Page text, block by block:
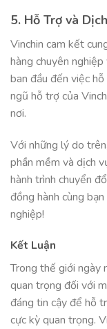
5. Hỗ Trợ và
Vinchin cam kết
hàng chuyên
ban đầu đến việc
ngũ hỗ trợ của
nơi.
Với những lý do
phần mềm và dịch
hành trình chuyển
đồng hành cùng
nghiệp!
Kết Luận
Trong thế giới ngày
quan trọng đối với
đáng tin cậy để hỗ
cực kỳ quan trọng.